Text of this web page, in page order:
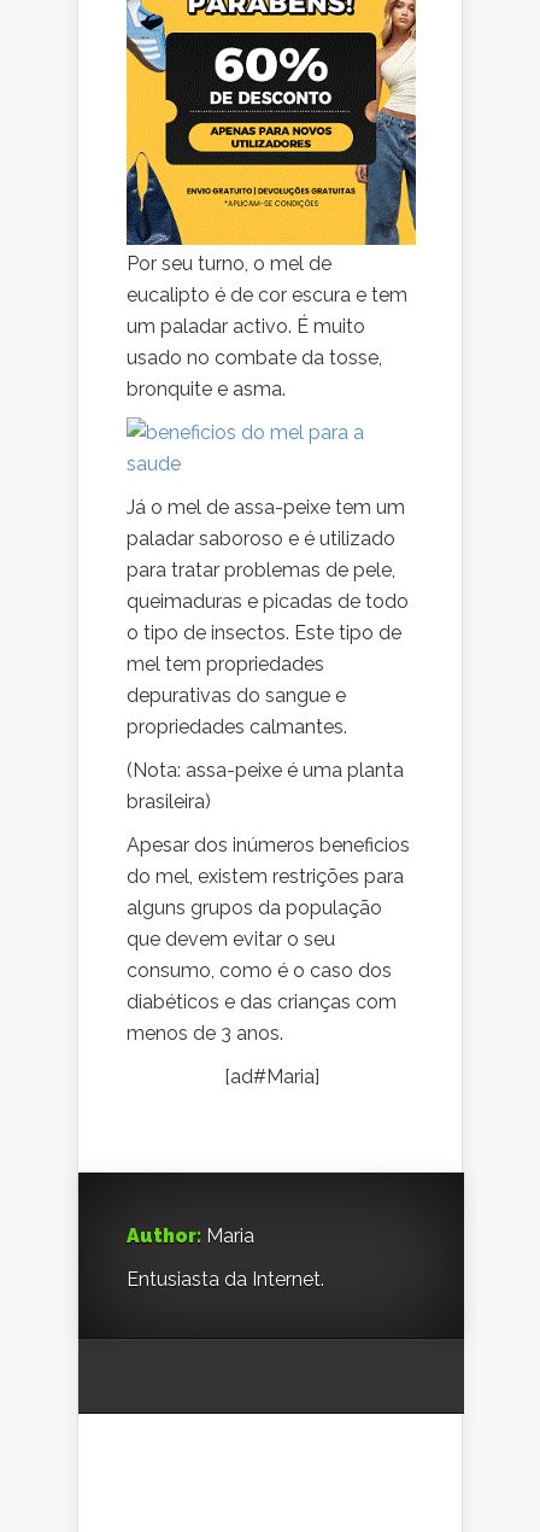
Por seu turno, o mel de
eucalipto é de cor escura e tem
um paladar activo. É muito
usado no combate da tosse,
bronquite e asma.
Já o mel de assa-peixe tem um
paladar saboroso e é utilizado
para tratar problemas de pele,
queimaduras e picadas de todo
o tipo de insectos. Este tipo de
mel tem propriedades
depurativas do sangue e
propriedades calmantes.
(Nota: assa-peixe é uma planta
brasileira)
Apesar dos inúmeros beneficios
do mel, existem restrições para
alguns grupos da população
que devem evitar o seu
consumo, como é o caso dos
diabéticos e das crianças com
menos de 3 anos.
[ad#Maria]
Author: Maria
Entusiasta da Internet.